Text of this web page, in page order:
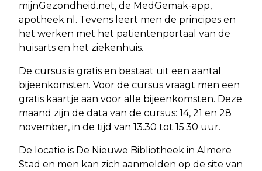
mijnGezondheid.net, de MedGemak-app,
apotheek.nl. Tevens leert men de principes en
het werken met het patiëntenportaal van de
huisarts en het ziekenhuis.
De cursus is gratis en bestaat uit een aantal
bijeenkomsten. Voor de cursus vraagt men een
gratis kaartje aan voor alle bijeenkomsten. Deze
maand zijn de data van de cursus: 14, 21 en 28
november, in de tijd van 13.30 tot 15.30 uur.
De locatie is De Nieuwe Bibliotheek in Almere
Stad en men kan zich aanmelden op de site van